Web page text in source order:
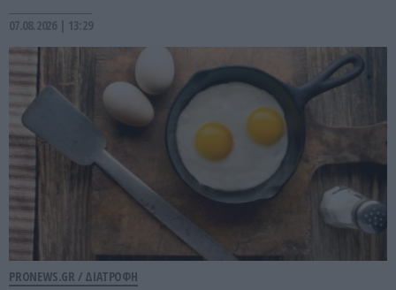
07.08.2026 | 13:29
PRONEWS.GR / ΔΙΑΤΡΟΦΗ